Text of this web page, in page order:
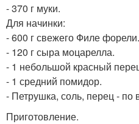
- 370 г муки.
Для начинки:
- 600 г свежего Филе форели.
- 120 г сыра моцарелла.
- 1 небольшой красный
- 1 средний помидор.
- Петрушка, соль, перец - по
Приготовление.